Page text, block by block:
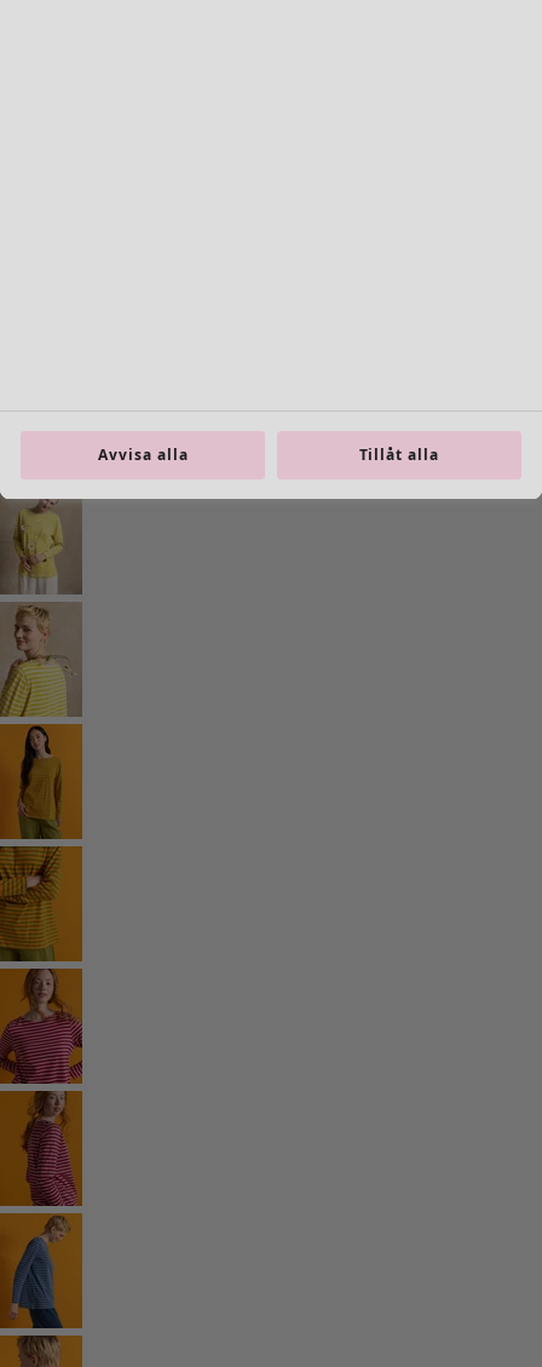
Inredning
Nyheter
All inredning
Gardiner
Kuddar & kuddfodral
Mattor
Frotté
Böcker
Tidigare favoriter
Rum
Badrum
Vardagsrum
Kök & matplats
Shoppa stilen
Klassisk och allmoge inredning
Avvisa alla Tillåt alla